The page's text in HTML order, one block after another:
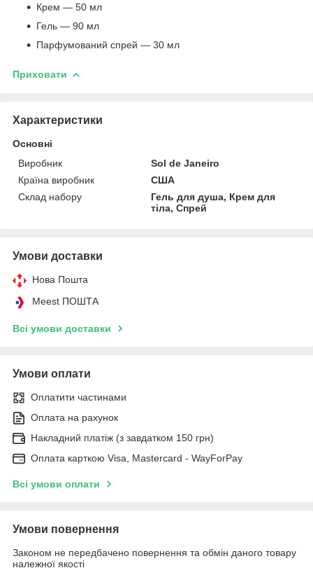
Крем — 50 мл
Гель — 90 мл
Парфумований спрей — 30 мл
Приховати
Характеристики
Основні
Виробник
Sol de Janeiro
Країна виробник
США
Склад набору
Гель для душа, Крем для
тіла, Спрей
Умови доставки
Нова Пошта
Meest ПОШТА
Всі умови доставки
Умови оплати
Оплатити частинами
Оплата на рахунок
Накладний платіж (з завдатком 150 грн)
Оплата карткою Visa, Mastercard - WayForPay
Всі умови оплати
Умови повернення
Законом не передбачено повернення та обмін даного товару
належної якості